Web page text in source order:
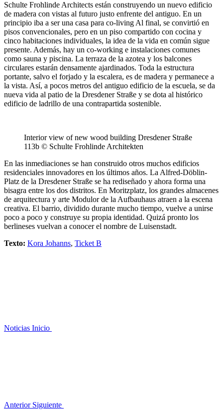
Schulte Frohlinde Architects están construyendo un nuevo edificio
de madera con vistas al futuro justo enfrente del antiguo. En un
principio iba a ser una casa para co-living Al final, se convirtió en
pisos convencionales, pero en un piso compartido con cocina y
cinco habitaciones individuales, la idea de la vida en común sigue
presente. Además, hay un co-working e instalaciones comunes
como sauna y piscina. La terraza de la azotea y los balcones
circulares estarán densamente ajardinados. Toda la estructura
portante, salvo el forjado y la escalera, es de madera y permanece a
la vista. Así, a pocos metros del antiguo edificio de la escuela, se da
nueva vida al patio de la Dresdener Straße y se dota al histórico
edificio de ladrillo de una contrapartida sostenible.
Interior view of new wood building Dresdener Straße
113b © Schulte Frohlinde Architekten
En las inmediaciones se han construido otros muchos edificios
residenciales innovadores en los últimos años. La Alfred-Döblin-
Platz de la Dresdener Straße se ha rediseñado y ahora forma una
bisagra entre los dos distritos. En Moritzplatz, los grandes almacenes
de arquitectura y arte Modulor de la Aufbauhaus atraen a la escena
creativa. El barrio, dividido durante mucho tiempo, vuelve a unirse
poco a poco y construye su propia identidad. Quizá pronto los
berlineses vuelvan a conocer el nombre de Luisenstadt.
Texto: Kora Johanns, Ticket B
Noticias Inicio
Anterior Siguiente